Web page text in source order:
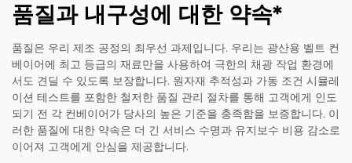
품질과 내구성에 대한 약속*
품질은 우리 제조 공정의 최우선 과제입니다. 우리는 광산용 벨트 컨
베이어에 최고 등급의 재료만을 사용하여 극한의 채광 작업 환경에
서도 견딜 수 있도록 보장합니다. 원자재 추적성과 가동 조건 시뮬레
이션 테스트를 포함한 철저한 품질 관리 절차를 통해 고객에게 인도
되기 전 각 컨베이어가 당사의 높은 기준을 충족함을 보증합니다. 이
러한 품질에 대한 약속은 더 긴 서비스 수명과 유지보수 비용 감소로
이어져 고객에게 안심을 제공합니다.